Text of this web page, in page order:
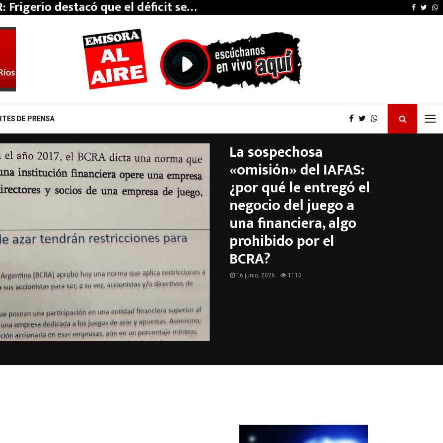
Frigerio destacó que el déficit se… La provincia
DE PRENSA
La sospechosa
«omisión» del IAFAS:
¿por qué le entregó el
negocio del juego a
una financiera, algo
prohibido por el
BCRA?
16 junio, 2026 1110